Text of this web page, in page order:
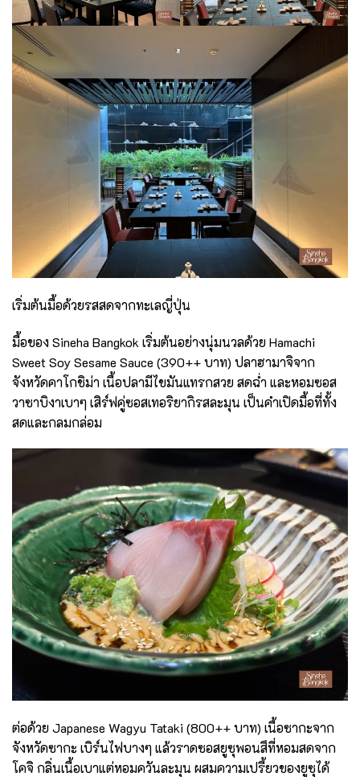
เริ่มต้นมื้อด้วยรสสดจากทะเลญี่ปุ่น
มื้อของ Sineha Bangkok เริ่มต้นอย่างนุ่มนวลด้วย Hamachi
Sweet Soy Sesame Sauce (390++ บาท) ปลาฮามาจิจาก
จังหวัดคาโกชิม่า เนื้อปลามีไขมันแทรกสวย สดฉ่ำ และหอมซอส
วาซาบิงาเบาๆ เสิร์ฟคู่ซอสเทอริยากิรสละมุน เป็นคำเปิดมื้อที่ทั้ง
สดและกลมกล่อม
ต่อด้วย Japanese Wagyu Tataki (800++ บาท) เนื้อซากะจาก
จังหวัดซากะ เบิร์นไฟบางๆ แล้วราดซอสยูซุพอนสึที่หอมสดจาก
โคจิ กลิ่นเนื้อเบาแต่หอมควันละมุน ผสมความเปรี้ยวของยูซุได้